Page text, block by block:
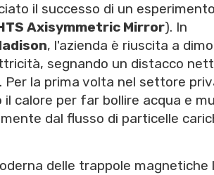
il successo di un
Axisymmetric Mirror). In
, l'azienda è riuscita a
segnando un distacco
la prima volta nel settore
calore per far bollire acqua e
dal flusso di particelle
delle trappole magnetiche